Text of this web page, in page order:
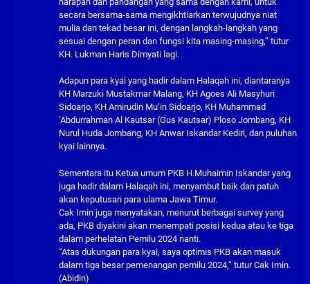
secara bersama-sama mengikhtiarkan terwujudnya niat
mulia dan tekad besar ini, dengan langkah-langkah yang
sesuai dengan peran dan fungsi kita masing-masing,” tutur
KH. Lukman Haris Dimyati lagi.
Adapun para kyai yang hadir dalam Halaqah ini, diantaranya
KH Marzuki Mustakmar Malang, KH Agoes Ali Masyhuri
Sidoarjo, KH Amirudin Mu’in Sidoarjo, KH Muhammad
‘Abdurrahman Al Kautsar (Gus Kautsar) Ploso Jombang, KH
Nurul Huda Jombang, KH Anwar Iskandar Kediri, dan puluhan
kyai lainnya.
Sementara itu Ketua umum PKB H.Muhaimin Iskandar yang
juga hadir dalam Halaqah ini, menyambut baik dan patuh
akan keputusan para ulama Jawa Timur.
Cak Imin juga menyatakan, menurut berbagai survey yang
ada, PKB diyakini akan menempati posisi kedua atau ke tiga
dalam perhelatan Pemilu 2024 nanti.
“Atas dukungan para kyai, saya optimis PKB akan masuk
dalam tiga besar pemenangan pemilu 2024,” tutur Cak Imin.
(Abidin)